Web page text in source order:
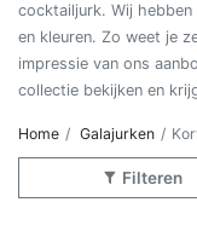
cocktailjurk. Wij
en kleuren. Zo weet je
impressie van ons
collectie bekijken en
Home Galajurken
Filteren